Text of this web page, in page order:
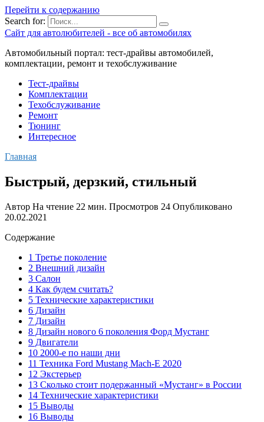
Перейти к содержанию
Search for:
Сайт для автолюбителей - все об автомобилях
Автомобильный портал: тест-драйвы автомобилей,
комплектации, ремонт и техобслуживание
Тест-драйвы
Комплектации
Техобслуживание
Ремонт
Тюнинг
Интересное
Главная
Быстрый, дерзкий, стильный
Автор На чтение 22 мин. Просмотров 24 Опубликовано
20.02.2021
Содержание
1 Третье поколение
2 Внешний дизайн
3 Салон
4 Как будем считать?
5 Технические характеристики
6 Дизайн
7 Дизайн
8 Дизайн нового 6 поколения Форд Мустанг
9 Двигатели
10 2000-е по наши дни
11 Техника Ford Mustang Mach-E 2020
12 Экстерьер
13 Сколько стоит подержанный «Мустанг» в России
14 Технические характеристики
15 Выводы
16 Выводы